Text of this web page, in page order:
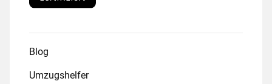
Blog
Umzugshelfer